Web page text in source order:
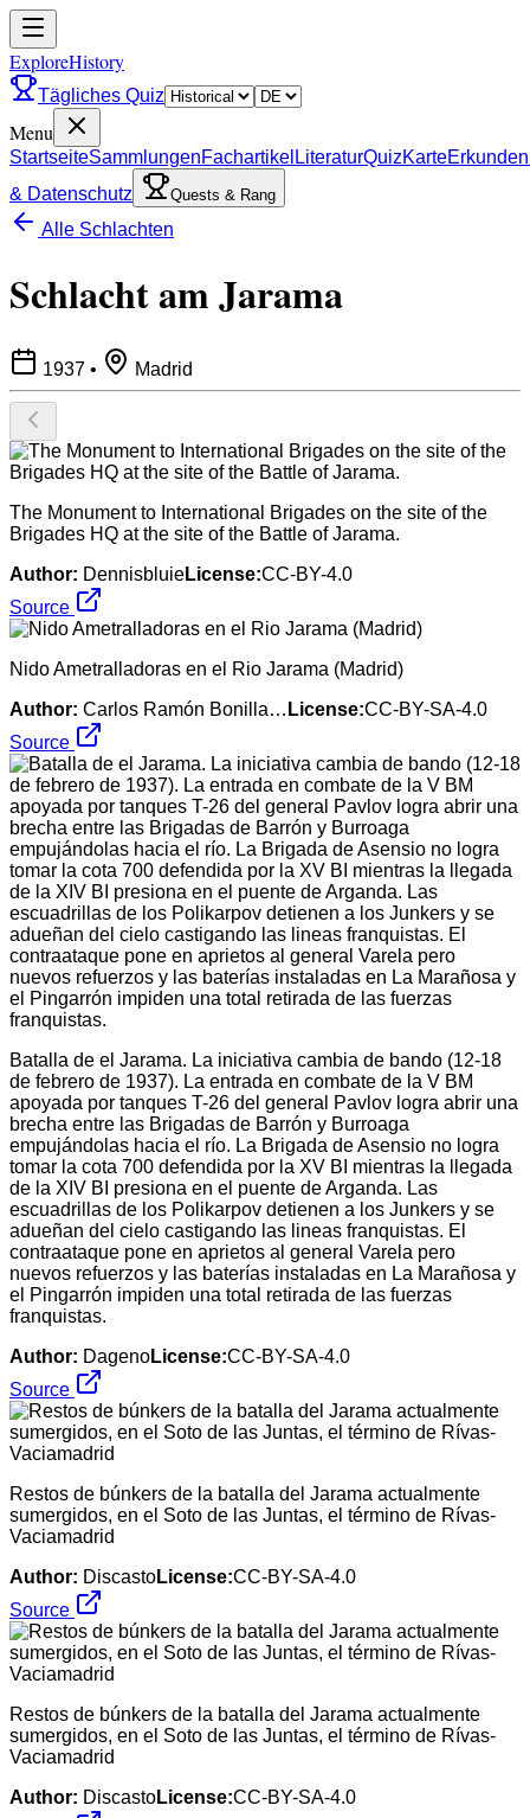
ExploreHistory
Tägliches Quiz
Menu
StartseiteSammlungenFachartikel LiteraturQuizKarteErkunden
& Datenschutz
Quests & Rang
Alle Schlachten
Schlacht am Jarama
1937 • Madrid
The Monument to International Brigades on the site of the
Brigades HQ at the site of the Battle of Jarama.
Author: DennisbluieLicense:CC-BY-4.0
Source
Nido Ametralladoras en el Rio Jarama (Madrid)
Author: Carlos Ramón Bonilla… License:CC-BY-SA-4.0
Source
Batalla de el Jarama. La iniciativa cambia de bando (12-18
de febrero de 1937). La entrada en combate de la V BM
apoyada por tanques T-26 del general Pavlov logra abrir una
brecha entre las Brigadas de Barrón y Burroaga
empujándolas hacia el río. La Brigada de Asensio no logra
tomar la cota 700 defendida por la XV BI mientras la llegada
de la XIV BI presiona en el puente de Arganda. Las
escuadrillas de los Polikarpov detienen a los Junkers y se
adueñan del cielo castigando las lineas franquistas. El
contraataque pone en aprietos al general Varela pero
nuevos refuerzos y las baterías instaladas en La Marañosa y
el Pingarrón impiden una total retirada de las fuerzas
franquistas.
Author: DagenoLicense:CC-BY-SA-4.0
Source
Restos de búnkers de la batalla del Jarama actualmente
sumergidos, en el Soto de las Juntas, el término de Rívas-
Vaciamadrid
Author: DiscastoLicense:CC-BY-SA-4.0
Source
Restos de búnkers de la batalla del Jarama actualmente
sumergidos, en el Soto de las Juntas, el término de Rívas-
Vaciamadrid
Author: DiscastoLicense:CC-BY-SA-4.0